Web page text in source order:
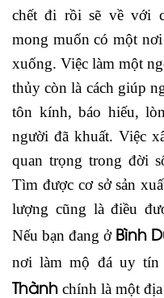
chết đi rồi sẽ về với
mong muốn có một
xuống. Việc làm một
thủy còn là cách giúp
tôn kính, báo hiếu,
người đã khuất. Việc
quan trọng trong đời
Tìm được cơ sở sản
lượng cũng là điều
Nếu bạn đang ở Bình
nơi làm mộ đá uy
Thành chính là một